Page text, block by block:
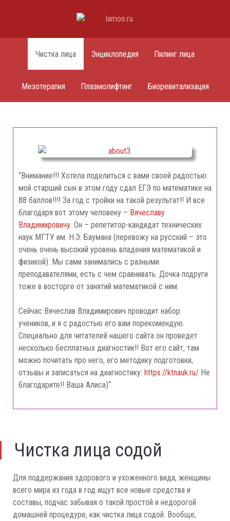
Чистка лица Энциклопедия Пилинг лица
Мезотерапия Плазмолифтинг Биоревитализация
“Внимание!!! Хотела поделиться с вами своей радостью:
мой старший сын в этом году сдал ЕГЭ по математике на
88 баллов!!!! За год с тройки на такой результат!! И все
благодаря вот этому человеку – Вячеславу
Владимировичу . Он – репетитор-кандидат технических
наук МГТУ им. Н.Э. Баумана (перевожу на русский – это
очень очень высокий уровень владения математикой и
физикой). Мы сами занимались с разными
преподавателями, есть с чем сравнивать. Дочка подруги
тоже в восторге от занятий математикой с ним.
Сейчас Вячеслав Владимирович проводит набор
учеников, и я с радостью его вам порекомендую.
Специально для читателей нашего сайта он проведет
несколько бесплатных диагностик!! Вот его сайт, там
можно почитать про него, его методику подготовки,
отзывы и записаться на диагностику: https://ktnauk.ru/ Не
благодарите!! Ваша Алиса)“.
Чистка лица содой
Для поддержания здорового и ухоженного вида, женщины
всего мира из года в год ищут все новые средства и
составы, подчас забывая о такой простой и недорогой
домашней процедуре, как чистка лица содой. Вообще,